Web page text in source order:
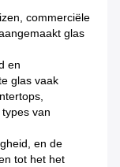
commerciële
glas
en
glas vaak
van
en de
tot het het